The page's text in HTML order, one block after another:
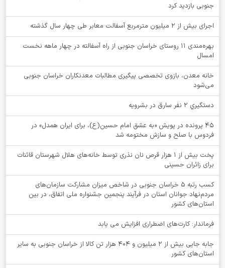
جنوبی بازدید کرد
اجرای بیش از ۲ میلیون مترمربع آسفالت معابر طی چهار سال گذشته
بهره‌مندی ۱۱ روستای خراسان جنوبی از راه آسفالته در چهار ماهه نخست
امسال
خانه معدن، بازوی تخصصی پیگیری مطالبات معدنکاران خراسان جنوبی
می‌شود
دستگيري 2 نفر سارق در بشرويه
۴۵ پرونده در پویش «به عشق امام حسین(ع)، برای ایران همدل» در
فردوس با صلح و سازش مختومه شد
پخت بیش از 1 هزار قرص نان نذری توسط خانه‌های هلال شهرستان قائنات
برای زائران حسینی
کسب رتبه ۵ خراسان جنوبی در شاخص میزان مشارکت سازمان‌های
مردم‌نهاد جوانان استان در فرآیند پنجمین جشنواره ملی اتفاق، در بین
استان‌های کشور
فرماندار: کارت‌های اضطراری افزایش می یابد
جابه جایی بیش از 2 میلیون و 404 هزار تن کالا از خراسان جنوبی به سایر
استان‌های کشور